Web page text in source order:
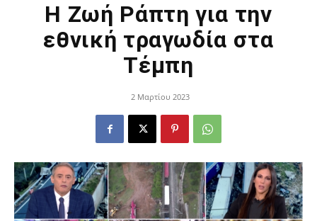
Η Ζωή Ράπτη για την
εθνική τραγωδία στα
Τέμπη
2 Μαρτίου 2023